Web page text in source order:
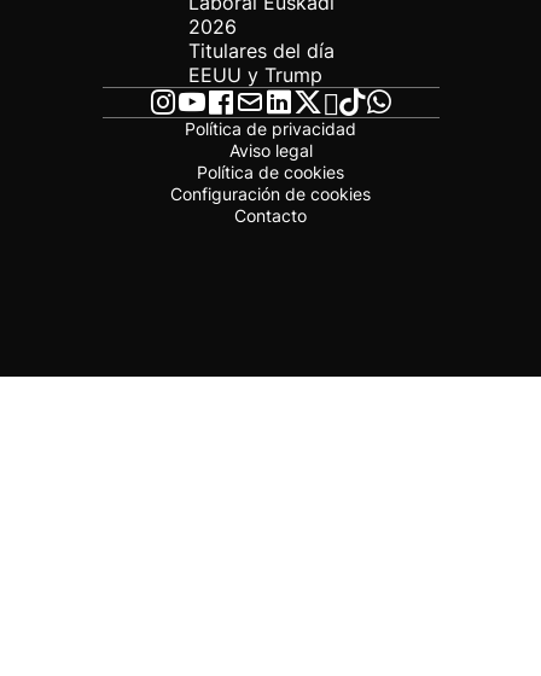
2026
Titulares del día
EEUU y Trump
Política de privacidad
Aviso legal
Política de cookies
Configuración de cookies
Contacto